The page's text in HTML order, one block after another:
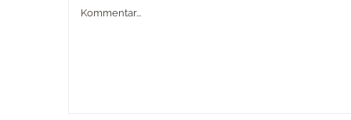
Kommentar